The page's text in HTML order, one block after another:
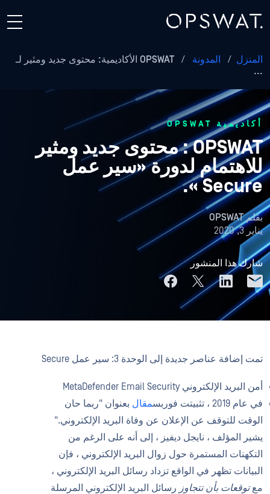
المنزل / المدونة /
OPSWAT الأكاديمية: محتوى جديد ومثير لـ
...
أكاديمية OPSWAT
OPSWAT : محتوى جديد ومثير
للاهتمام لدورة «سير عمل
Secure ».
بقلمOPSWAT
يناير 3, 2020
شارك هذا المنشور
تمت إضافة عناصر جديدة إلى الوحدة 3: سير عمل Secure
أمن البريد الإلكتروني MetaDefender Email Security
في عام 2019 ، تثبيتت
فوربسمقال بعنوان "ربما حان
الوقت للتوقف عن الإعلان عن وفاة البريد الإلكتروني."
يشير المؤلف ، نايجل ديفيز ، إلى أنه على الرغم من
التكهنات المستمرة حول زوال البريد الإلكتروني ، فإن
البيانات تظهر في الواقع تزداد رسائل البريد الإلكتروني ،
معتوقعات بأن تتجاوز رسائل البريد الإلكتروني المرسلة